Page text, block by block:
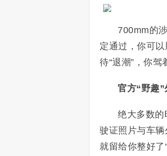
700mm的
定通过，你可
待“退潮”，你驾
官方“野趣
绝大多数的
驶证照片与车
就留给你整好